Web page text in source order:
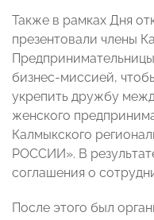
Также в рамках Дня
презентовали члены
бизнес-миссией,
укрепить дружбу
женского
Калмыкского
РОССИИ». В
соглашения о
После этого был